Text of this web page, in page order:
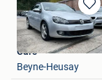
in
Mijn
Cars
Beyne-Heusay